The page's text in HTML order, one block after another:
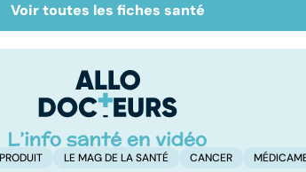
se
Du bon usage des
médicaments anti-
Voir toutes les fiches santé
LE MAG DE LA SANTÉ CANCER